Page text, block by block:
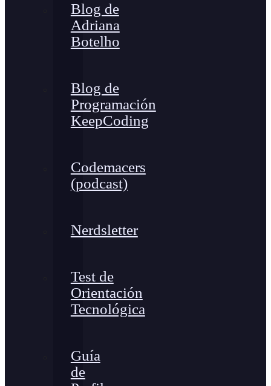
Blog de
Adriana
Botelho
Blog de
Programación
KeepCoding
Codemacers
(podcast)
Nerdsletter
Test de
Orientación
Tecnológica
Guía
de